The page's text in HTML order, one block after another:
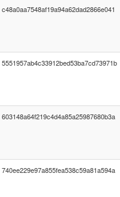
c48a0aa7548af19a94a62dad2866e041
5551957ab4c33912bed53ba7cd73971b
603148a64f219c4d4a85a25987680b3a
740ee229e97a855fea538c59a81a594a